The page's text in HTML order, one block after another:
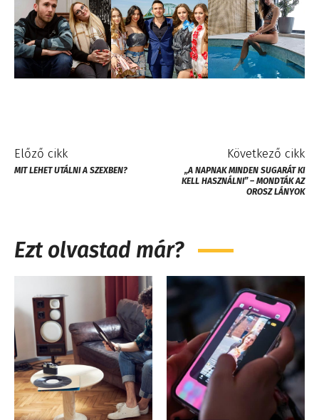
Előző cikk
MIT LEHET UTÁLNI A SZEXBEN?
Következő cikk
„A NAPNAK MINDEN SUGARÁT KI
KELL HASZNÁLNI” – MONDTÁK AZ
OROSZ LÁNYOK
Ezt olvastad már?